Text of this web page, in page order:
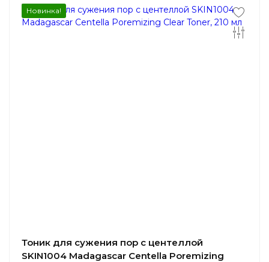
Новинка!
Тоник для сужения пор с центеллой
SKIN1004 Madagascar Centella Poremizing